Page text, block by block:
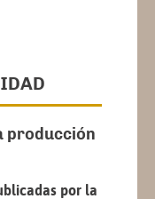
producción
por la